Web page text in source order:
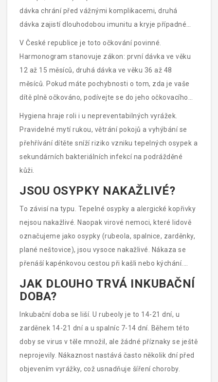
dávka chrání před vážnými komplikacemi, druhá
dávka zajistí dlouhodobou imunitu a kryje případné
selhání první dávky.
V České republice je toto očkování povinné.
Harmonogram stanovuje zákon: první dávka ve věku
12 až 15 měsíců, druhá dávka ve věku 36 až 48
měsíců. Pokud máte pochybnosti o tom, zda je vaše
dítě plně očkováno, podívejte se do jeho očkovacího
pasu. Chybějící dávky lze doplnit kdykoliv, a to i u
dospělých, kteří neměli tyto nemoci v minulosti.
Hygiena hraje roli i u nepreventabilných vyrážek.
Pravidelné mytí rukou, větrání pokojů a vyhýbání se
přehřívání dítěte sníží riziko vzniku tepelných osypek a
sekundárních bakteriálních infekcí na podrážděné
kůži.
JSOU OSYPKY NAKAŽLIVÉ?
To závisí na typu. Tepelné osypky a alergické kopřivky
nejsou nakažlivé. Naopak virové nemoci, které lidově
označujeme jako osypky (rubeola, spalnice, zarděnky,
plané neštovice), jsou vysoce nakažlivé. Nákaza se
přenáší kapénkovou cestou při kašli nebo kýchání.
Pokud máte podezření na virovou příčinu, izolujte dítě
od ostatních, zejména od těhotných žen a
JAK DLOUHO TRVÁ INKUBAČNÍ
DOBA?
Inkubační doba se liší. U rubeoly je to 14-21 dní, u
zarděnek 14-21 dní a u spalníc 7-14 dní. Během této
doby se virus v těle množil, ale žádné příznaky se ještě
neprojevily. Nákaznost nastává často několik dní před
objevením vyrážky, což usnadňuje šíření choroby.